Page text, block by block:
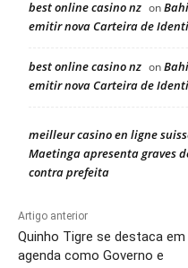
best online casino nz on
emitir nova Carteira de
best online casino nz on
emitir nova Carteira de
meilleur casino en ligne
Maetinga apresenta graves
contra prefeita
Artigo anterior
Quinho Tigre se destaca em
agenda como Governo e